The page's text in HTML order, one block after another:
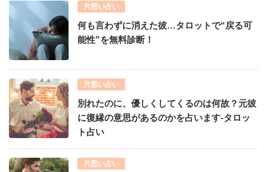
片思い占い
何も言わずに消えた彼…タロットで“戻る可
能性”を無料診断！
片思い占い
別れたのに、優しくしてくるのは何故？元彼
に復縁の意思があるのかを占います-タロッ
ト占い
片思い占い